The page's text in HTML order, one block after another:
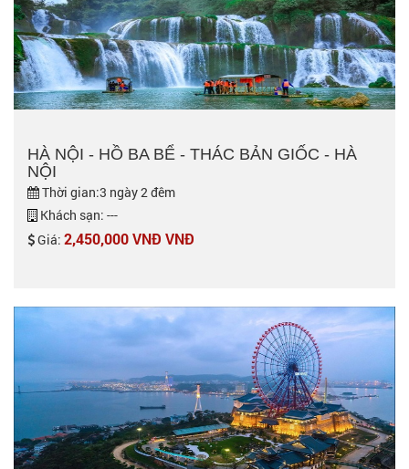
HÀ NỘI - HỒ BA BỂ - THÁC BẢN GIỐC - HÀ
NỘI
Thời gian:3 ngày 2 đêm
Khách sạn: ---
Giá: 2,450,000 VNĐ VNĐ